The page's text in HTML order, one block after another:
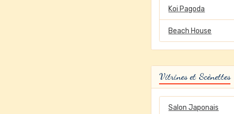
Koi Pagoda
Beach House
Vitrines et Scènettes
Salon Japonais